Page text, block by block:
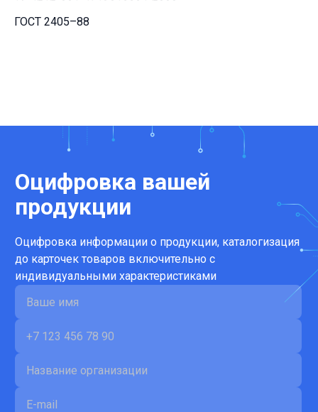
ГОСТ 2405–88
Оцифровка вашей
продукции
Оцифровка информации о продукции, каталогизация
до карточек товаров включительно с
индивидуальными характеристиками